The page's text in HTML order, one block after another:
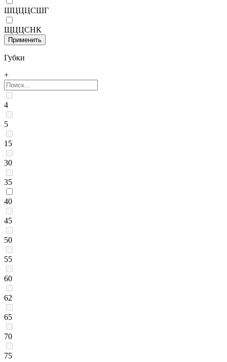
ШЦЦЦСШГ
ЩЦЦСНК
Губки
+
4
5
15
30
35
40
45
50
55
60
62
65
70
75